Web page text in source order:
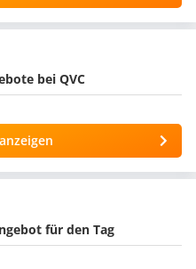
bei QVC
für den Tag